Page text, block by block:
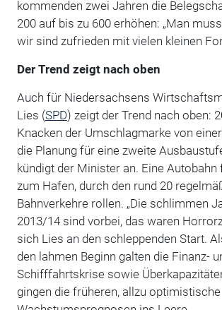
kommenden zwei Jahren die
200 auf bis zu 600 erhöhen: „Man
wir sind zufrieden mit vielen kleinen
Der Trend zeigt nach oben
Auch für Niedersachsens
Lies (SPD) zeigt der Trend nach oben:
Knacken der Umschlagmarke von
die Planung für eine zweite
kündigt der Minister an. Eine Autobahn
zum Hafen, durch den rund 20
Bahnverkehre rollen. „Die schlimmen
2013/14 sind vorbei, das waren
sich Lies an den schleppenden Start.
den lahmen Beginn galten die Finanz-
Schifffahrtskrise sowie
gingen die früheren, allzu optimistische